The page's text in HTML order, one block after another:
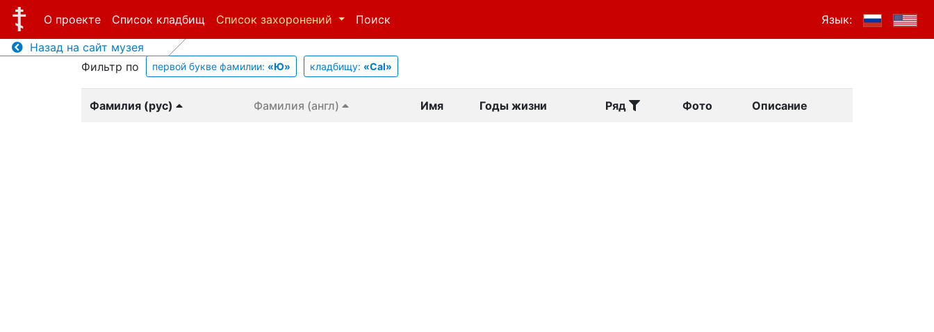
О проекте Список кладбищ Список захоронений Поиск
Язык:
Назад на сайт музея
Фильтр по
первой букве фамилии: «Ю» кладбищу: «Cal»
Фамилия (рус) Фамилия (англ) Имя Годы жизни Ряд Фото Описание